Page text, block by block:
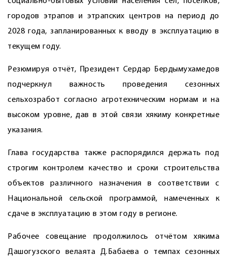
городов этрапов и этрапских центров на период до
2028 года, запланированных к вводу в эксплуатацию в
текущем году.
Резюмируя отчёт, Президент Сердар Бердымухамедов
подчеркнул важность проведения сезонных
сельхозработ согласно агротехническим нормам и на
высоком уровне, дав в этой связи хякиму конкретные
указания.
Глава государства также распорядился держать под
строгим контролем качество и сроки строительства
объектов различного назначения в соответствии с
Национальной сельской программой, намеченных к
сдаче в эксплуатацию в этом году в регионе.
Рабочее совещание продолжилось отчётом хякима
Дашогузского велаята Д.Бабаева о темпах сезонных